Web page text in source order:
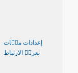
إعدادات ملٝات
تعريٝ الارتباط